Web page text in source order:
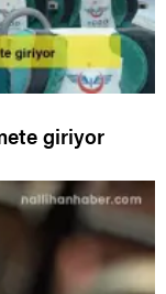
giriyor